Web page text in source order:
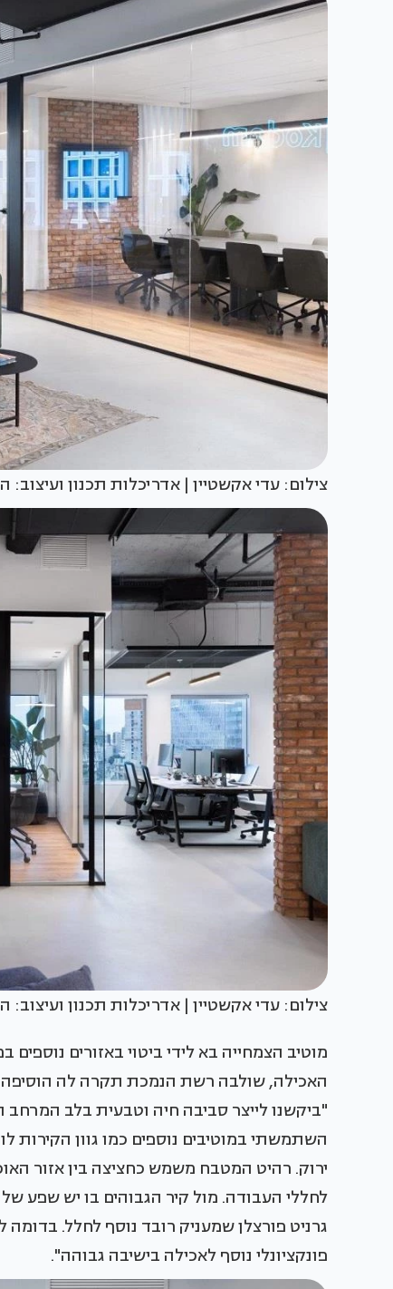
צילום: עדי אקשטיין | אדריכלות תכנון ועיצוב:
צילום: עדי אקשטיין | אדריכלות תכנון ועיצוב:
מוטיב הצמחייה בא לידי ביטוי באזורים
האכילה, שולבה רשת הנמכת תקרה לה הוסיפה
"ביקשנו לייצר סביבה חיה וטבעית בלב המרחב
השתמשתי במוטיבים נוספים כמו גוון הקירות
לחללי העבודה. מול קיר הגבוהים בו יש שפע
גרניט פורצלן שמעניק רובד נוסף לחלל.
פונקציונלי נוסף לאכילה בישיבה גבוהה".